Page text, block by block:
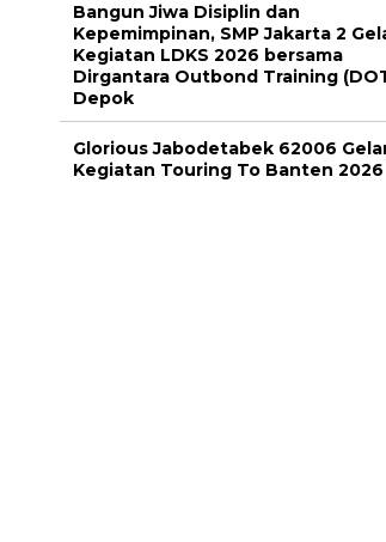
Bangun Jiwa Disiplin dan
Kepemimpinan, SMP Jakarta 2
Kegiatan LDKS 2026 bersama
Dirgantara Outbond Training
Depok
Glorious Jabodetabek 62006
Kegiatan Touring To Banten 2026